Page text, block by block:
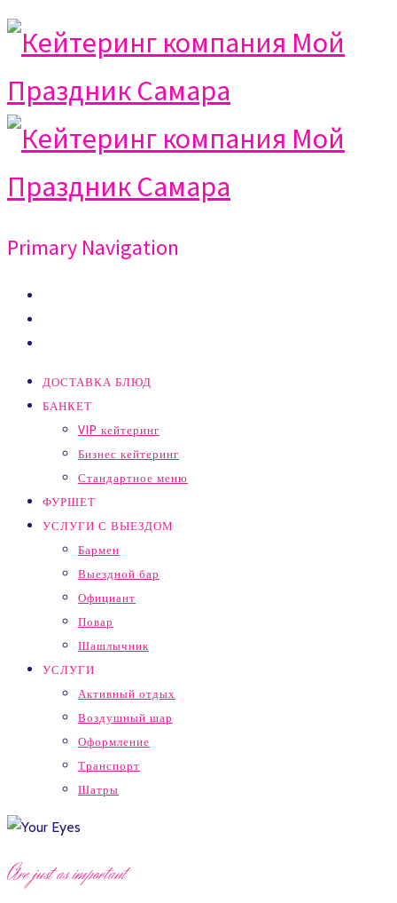
Primary Navigation
ДОСТАВКА БЛЮД
БАНКЕТ
VIP кейтеринг
Бизнес кейтеринг
Стандартное меню
ФУРШЕТ
УСЛУГИ С ВЫЕЗДОМ
Бармен
Выездной бар
Официант
Повар
Шашлычник
УСЛУГИ
Активный отдых
Воздушный шар
Оформление
Транспорт
Шатры
Are just as important